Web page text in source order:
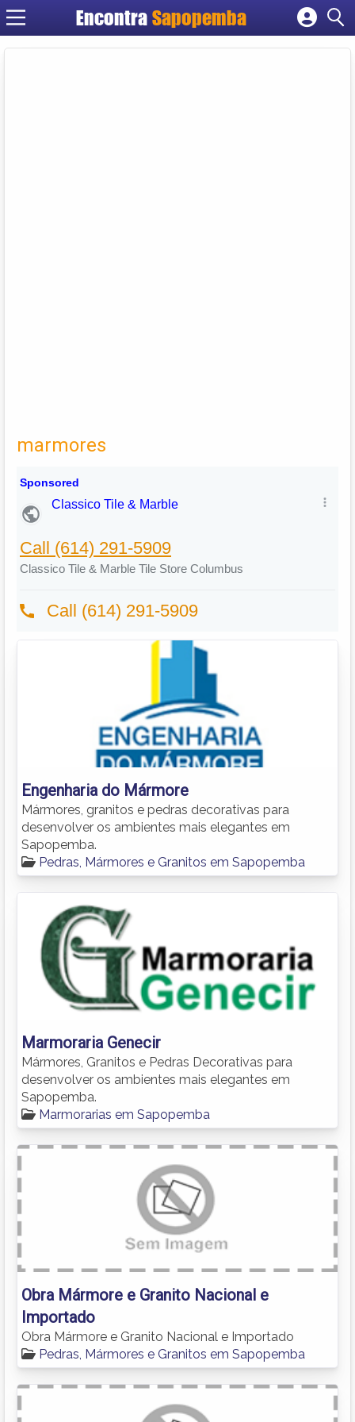
Encontra Sapopemba
Cadastrar empresa
marmores
Engenharia do Mármore
Mármores, granitos e pedras decorativas para
desenvolver os ambientes mais elegantes em
Sapopemba.
Pedras, Mármores e Granitos em Sapopemba
Marmoraria Genecir
Mármores, Granitos e Pedras Decorativas para
desenvolver os ambientes mais elegantes em
Sapopemba.
Marmorarias em Sapopemba
Obra Mármore e Granito Nacional e
Importado
Obra Mármore e Granito Nacional e Importado
Pedras, Mármores e Granitos em Sapopemba